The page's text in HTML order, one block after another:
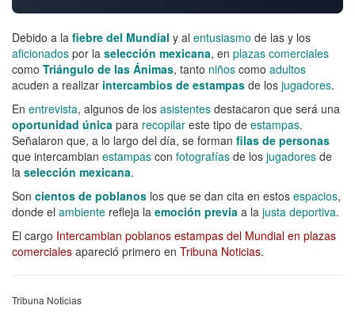
Debido a la fiebre del Mundial y al entusiasmo de las y los
aficionados por la selección mexicana, en plazas comerciales
como Triángulo de las Ánimas, tanto niños como adultos
acuden a realizar intercambios de estampas de los jugadores.
En entrevista, algunos de los asistentes destacaron que será una
oportunidad única para recopilar este tipo de estampas.
Señalaron que, a lo largo del día, se forman filas de personas
que intercambian estampas con fotografías de los jugadores de
la selección mexicana.
Son cientos de poblanos los que se dan cita en estos espacios,
donde el ambiente refleja la emoción previa a la justa deportiva.
El cargo Intercambian poblanos estampas del Mundial en plazas
comerciales apareció primero en Tribuna Noticias.
Tribuna Noticias